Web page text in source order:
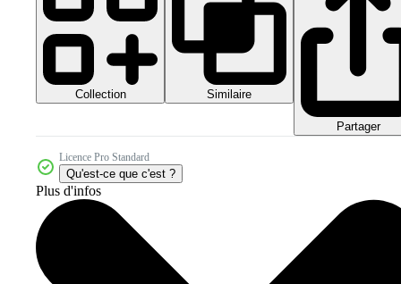
Collection Similaire
Partager
Licence Pro Standard
Qu'est-ce que c'est ?
Plus d'infos